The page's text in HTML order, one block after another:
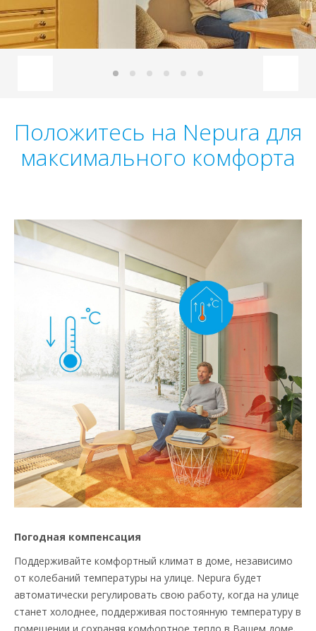
Положитесь на Nepura для
максимального комфорта
Погодная компенсация
Поддерживайте комфортный климат в доме, независимо
от колебаний температуры на улице. Nepura будет
автоматически регулировать свою работу, когда на улице
станет холоднее, поддерживая постоянную температуру в